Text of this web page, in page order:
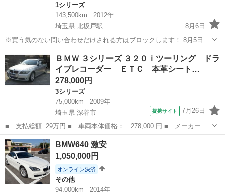
1シリーズ
143,500km
2012年
埼玉県 北坂戸駅
8月6日
※買う気のない問い合わせだけされる方はブロックします！ 8月5日か
ら８月15日まで出張のため不在。 現地払いのみ！ 値下げ中のため、表
示価格以下の値下げ致しません。 自己紹介必読！ 支払総額: 30.万円
■ 車...
埼玉 坂戸市 1シリーズ
ＢＭＷ ３シリーズ ３２０ｉツーリング ドラ
イブレコーダー ＥＴＣ 本革シート…
278,000円
3シリーズ
75,000km
2009年
埼玉県 深谷市
提携サイト 7月26日
■ 支払総額: 29万円 ■ 車両本体価格： 278,000 円 ■ メーカー
名： ＢＭＷ ■ 車種名： ３シリーズ ■ グレード名： ３２０ｉ
ツーリング ドライブレコーダー ＥＴＣ 本革シート 走行距離７
５，０００ｋｍ ...
埼玉 深谷市 3シリーズ
BMW640 激安
1,050,000円
オンライン決済
その他
94,000km
2014年